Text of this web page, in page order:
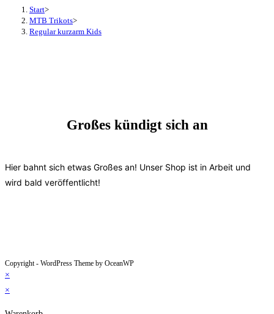
Start>
MTB Trikots>
Regular kurzarm Kids
Großes kündigt sich an
Hier bahnt sich etwas Großes an! Unser Shop ist in Arbeit und
wird bald veröffentlicht!
Copyright - WordPress Theme by OceanWP
×
×